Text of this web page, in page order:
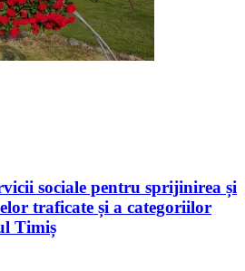
sociale pentru sprijinirea și
traficate și a categoriilor
Timiș